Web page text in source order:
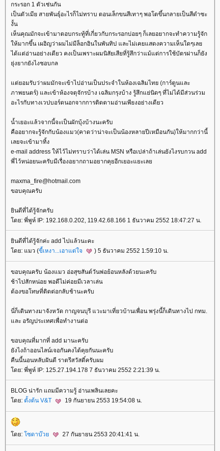
กระรอก 1 ตัวเช่นกัน
เป็นตัวเมีย สายพันธุ์อะไรก็ไม่ทราบ ตอนเล็กขนสีเทาๆ พอโตขึ้นกลายเป็นสีดำซะ
งั้น
เห็นคุณมักจะเข้ามาตอบกระทู้ที่เกี่ยวกับกระรอกบ่อยๆ ก็เลยอยากจะทำความรู้จัก
ห้มากขึ้น เผอิญว่าผมไม่มีล็อกอินในพันทิป และไม่เคยแสดงความเห็นใดๆเล
ได้แต่อ่านอย่างเดียว คงเป็นเพราะผมนิสัยเสียที่รู้สึกว่าแม้แต่การใช้บัตรผ่านก็ยัง
ุ่งยากยังไงชอบกล
ต่ยอมรับว่าผมมักจะเข้าไปอ่านเป็นประจำในห้องเฉลิมไทย (การ์ตูนและ
ภาพยนตร์) และเข้าห้องจตุจักรบ้าง เฉลิมกรุงบ้าง รู้สึกแย่นิดๆ ที่ไม่ได้มีส่วนร่วม
อะไรกับทางเวปบอร์ดนอกจากการติดตามอ่านเพียงอย่างเดียว
น้ำเยอะแล้วจากนี้จะเป็นผักบุ้งบ้างนะครับ
คืออยากจะรู้จักกับน้องแมว(คาดว่าน่าจะเป็นน้องหลายปีเหมือนกัน)ให้มากกว่านี้
เลยจะเข้ามาทิ้ง
e-mail address ให้ไว้ไม่ทราบว่าได้เล่น MSN หรือเปล่าถ้าเล่นยังไงรบกวน add
พี่ไว้หน่อยนะครับมีเรื่องอยากถามอยากคุยอีกเยอะแยะเล
maxma_fire@hotmail.com
ขอบคุณครับ
ินดีที่ได้รู้จักครับ
ดย: พี่พูห์ IP: 192.168.0.202, 119.42.68.166 1 ธันวาคม 2552 18:47:27 น.
ินดีที่ได้รู้จักค่ะ add ไปแล้วนะคะ
ดย: แมว (ขี้เหงา...เอาแต่ใจ ) 5 ธันวาคม 2552 1:59:10 น.
ขอบคุณครับ น้องแมว อ่อสุขสันต์วันพ่อย้อนหลังด้วยนะครับ
ช้าไปสักหน่อย พอดีไม่ค่อยมีเวลาเล่น
ต้องขอโทษที่ติดต่อกลับช้านะครับ
นี่ก็เดินทางมาจังหวัด กาญจนบุรี แวะมาเที่ยวบ้านเพื่อน พรุ่งนี้ก็เดินทางไป กทม.
ละ อรัญประเทศเพื่อทำงานต่อ
ขอบคุณที่มากที่ add มานะครับ
ังไงถ้าออนไลน์เจอกันคงได้คุยกันนะครับ
คืนนี้นอนหลับฝันดี ราตรีสวัสดิ์ครับผม
ดย: พี่พูห์ IP: 125.27.194.178 7 ธันวาคม 2552 2:21:39 น.
BLOG น่ารัก แถมมีความรู้ อ่านเพลินเลยคะ
ดย: ตั้งต้น V&T 19 กันยายน 2553 19:54:08 น.
ดย: ซดาบ๊ว 27 กันยายน 2553 20:41:41 น.